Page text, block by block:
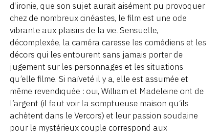
d’ironie, que son sujet aurait aisément pu provoquer
chez de nombreux cinéastes, le film est une ode
vibrante aux plaisirs de la vie. Sensuelle,
décomplexée, la caméra caresse les comédiens et les
décors qui les entourent sans jamais porter de
jugement sur les personnages et les situations
qu’elle filme. Si naïveté il y a, elle est assumée et
même revendiquée : oui, William et Madeleine ont de
l’argent (il faut voir la somptueuse maison qu’ils
achètent dans le Vercors) et leur passion soudaine
pour le mystérieux couple correspond aux